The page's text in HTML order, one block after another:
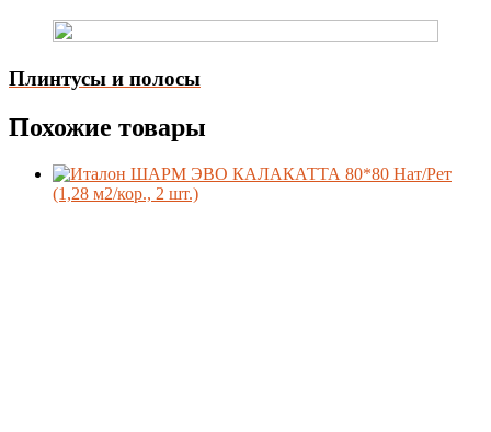
Плинтусы и полосы
Похожие товары